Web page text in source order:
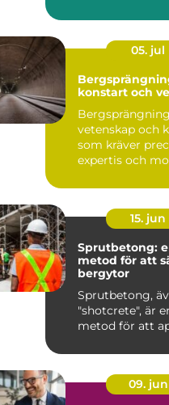
05. jul
konstart och
vetenskap och
som kräver
expertis och
15. jun
Sprutbetong:
metod för att
bergytor
Sprutbetong,
"shotcrete", är
metod för att
09. jun